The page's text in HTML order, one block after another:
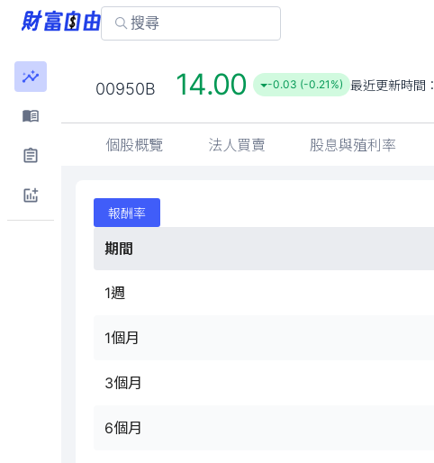
00950B 14.00 -0.03 (-0.21%) 最近更新時間：
個股概覽 法人買賣 股息與殖利率
報酬率
期間
1週
1個月
3個月
6個月